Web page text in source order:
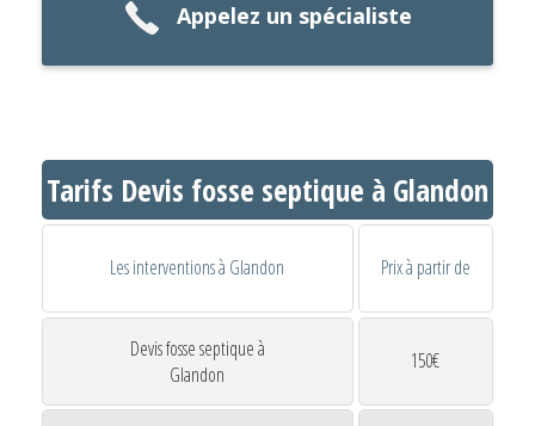
Appelez un spécialiste
Tarifs Devis fosse septique à Glandon
Les interventions à Glandon Prix à partir de
Devis fosse septique à
Glandon
150€